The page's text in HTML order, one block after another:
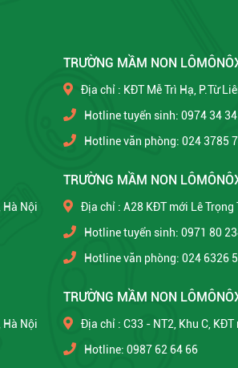
Hà Nội
Hà Nội
TRƯỜNG MẦM NON
Địa chỉ : KĐT Mễ Trì Hạ, P.Từ
Hotline tuyển sinh: 0974 34
Hotline văn phòng: 024 3785
TRƯỜNG MẦM NON
Địa chỉ : A28 KĐT mới Lê Trọng
Hotline tuyển sinh: 0971 80
Hotline văn phòng: 024 6326
TRƯỜNG MẦM NON
Địa chỉ : C33 - NT2, Khu C,
Hotline: 0987 62 64 66